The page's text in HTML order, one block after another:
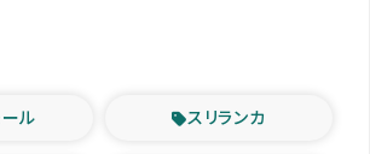
ル スリランカ